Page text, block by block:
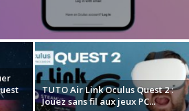
TUTO Air Link Oculus Quest 2 :
Jouez sans fil aux jeux PC...